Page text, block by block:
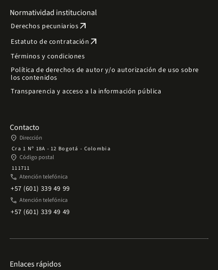
Normatividad institucional
Derechos pecuniariosarrow_outward
Estatuto de contratación arrow_outward
Términos y condiciones
Política de derechos de autor y/o autorización de uso sobre
los contenidos
Transparencia y acceso a la información pública
Contacto
place Dirección
Cra 1 Nº 18A - 12 Bogotá - Colombia
place Código postal
111711
phone Atención telefónica
+57 (601) 339 49 99
phone Atención telefónica
+57 (601) 339 49 49
Enlaces rápidos